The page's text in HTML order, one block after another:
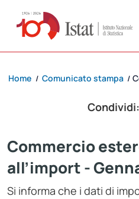
Home / Comunicato stampa /
Condividi:
Commercio
all’import -
Si informa che i dati di